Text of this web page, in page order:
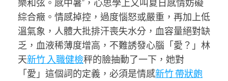
樂和弦。感中暑”，心思學上又叫夏日感情妨礙
綜合癥。情感掉控，過度惱怒或嚴重，再加上低
溫氣象，人體大批排汗喪失水分，血容量絕對缺
乏，血液稀薄度增高，不難誘發心腦「愛？」林
天新竹 入職健檢秤的臉抽動了一下，她對
「愛」這個詞的定義，必須是情感新竹 帶狀皰